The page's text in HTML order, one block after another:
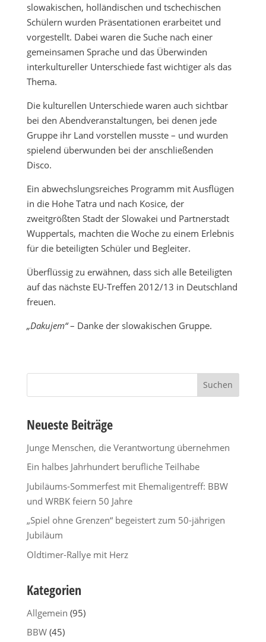
slowakischen, holländischen und tschechischen
Schülern wurden Präsentationen erarbeitet und
vorgestellt. Dabei waren die Suche nach einer
gemeinsamen Sprache und das Überwinden
interkultureller Unterschiede fast wichtiger als das
Thema.
Die kulturellen Unterschiede waren auch sichtbar
bei den Abendveranstaltungen, bei denen jede
Gruppe ihr Land vorstellen musste – und wurden
spielend überwunden bei der anschließenden
Disco.
Ein abwechslungsreiches Programm mit Ausflügen
in die Hohe Tatra und nach Kosice, der
zweitgrößten Stadt der Slowakei und Partnerstadt
Wuppertals, machten die Woche zu einem Erlebnis
für die beteiligten Schüler und Begleiter.
Überflüssig zu erwähnen, dass sich alle Beteiligten
auf das nächste EU-Treffen 2012/13 in Deutschland
freuen.
„Dakujem“– Danke der slowakischen Gruppe.
Suchen
Neueste Beiträge
Junge Menschen, die Verantwortung übernehmen
Ein halbes Jahrhundert berufliche Teilhabe
Jubiläums-Sommerfest mit Ehemaligentreff: BBW
und WRBK feiern 50 Jahre
„Spiel ohne Grenzen“ begeistert zum 50-jährigen
Jubiläum
Oldtimer-Rallye mit Herz
Kategorien
Allgemein (95)
BBW(45)